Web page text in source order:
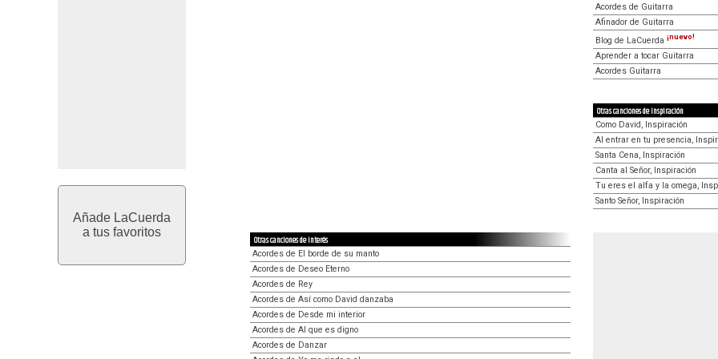
Añade LaCuerda
a tus favoritos
Acordes de Guitarra
Afinador de Guitarra
Blog de LaCuerda ¡nuevo!
Aprender a tocar Guitarra
Acordes Guitarra
Otras canciones de Inspiración
Como David, Inspiración
Al entrar en tu presencia,
Santa Cena, Inspiración
Canta al Señor, Inspiración
Tu eres el alfa y la omega,
Santo Señor, Inspiración
Otras canciones de interés
Acordes de El borde de su manto
Acordes de Deseo Eterno
Acordes de Rey
Acordes de Así como David danzaba
Acordes de Desde mi interior
Acordes de Al que es digno
Acordes de Danzar